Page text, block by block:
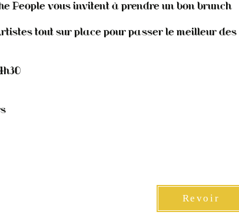
People vous invitent à prendre un bon brunch
tout sur place pour passer le meilleur des
Revoir